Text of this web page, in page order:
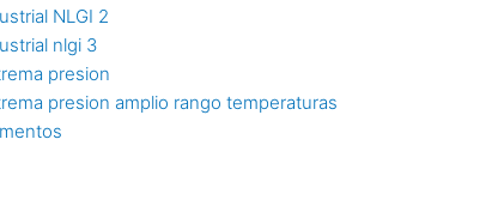
NLGI 2
nlgi 3
presion
presion amplio rango temperaturas